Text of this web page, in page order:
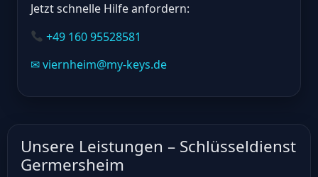
Jetzt schnelle Hilfe anfordern:
+49 160 95528581
✉ viernheim@my-keys.de
Unsere Leistungen – Schlüsseldienst
Germersheim